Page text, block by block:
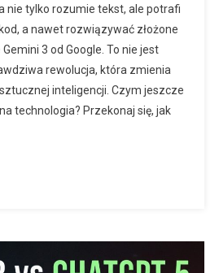
nie tylko rozumie tekst, ale potrafi
a nawet rozwiązywać złożone
3 od Google. To nie jest
rewolucja, która zmienia
inteligencji. Czym jeszcze
technologia? Przekonaj się, jak